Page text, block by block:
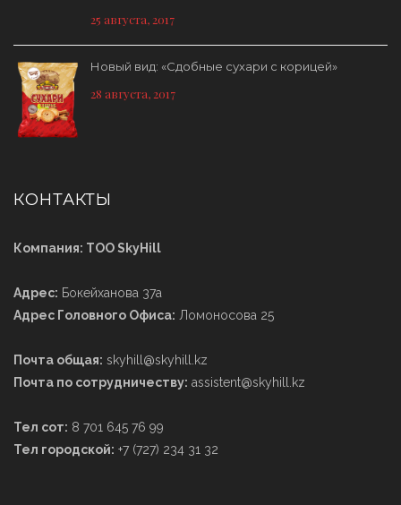
25 августа, 2017
Новый вид: «Сдобные сухари с корицей»
28 августа, 2017
КОНТАКТЫ
Компания: ТОО SkyHill
Адрес: Бокейханова 37а
Адрес Головного Офиса: Ломоносова 25
Почта общая: skyhill@skyhill.kz
Почта по сотрудничеству: assistent@skyhill.kz
Тел сот: 8 701 645 76 99
Тел городской: +7 (727) 234 31 32